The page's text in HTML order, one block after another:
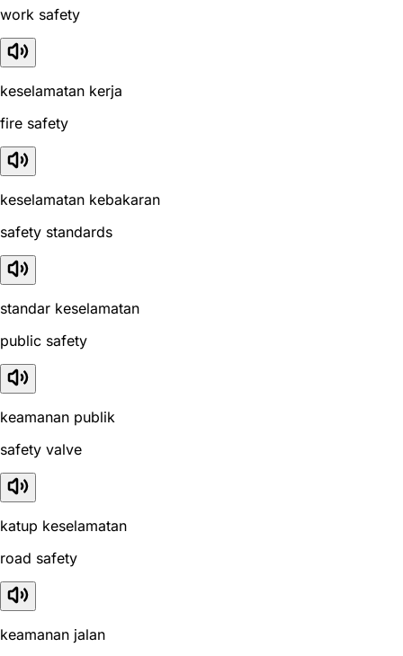
work safety
keselamatan kerja
fire safety
keselamatan kebakaran
safety standards
standar keselamatan
public safety
keamanan publik
safety valve
katup keselamatan
road safety
keamanan jalan